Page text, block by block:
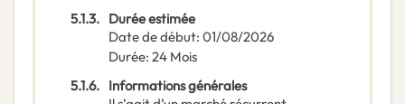
5.1.3. Durée estimée
Date de début: 01/08/2026
Durée: 24 Mois
5.1.6. Informations générales